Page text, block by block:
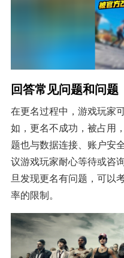
回答常见问题和问题
在更名过程中，游戏玩家
如，更名不成功，被占用
题也与数据连接、账户安
议游戏玩家耐心等待或咨
旦发现更名有问题，可以
率的限制。